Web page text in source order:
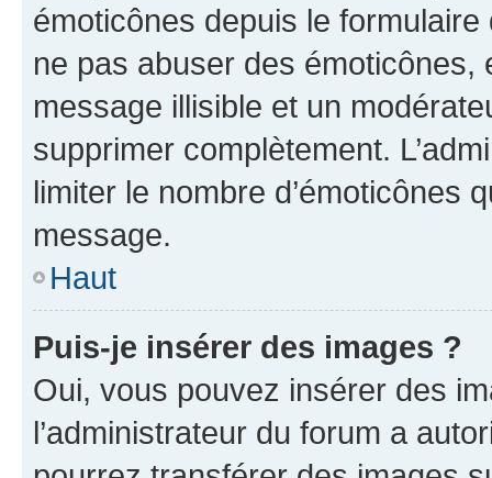
émoticônes depuis le
ne pas abuser des
message illisible et un
supprimer complètement.
limiter le nombre d’émoticônes
message.
Haut
Puis-je insérer des images ?
Oui, vous pouvez insérer des
l’administrateur du forum a